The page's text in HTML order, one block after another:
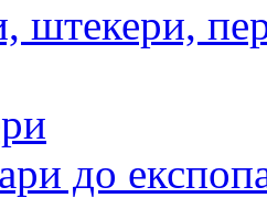
штекери,
до